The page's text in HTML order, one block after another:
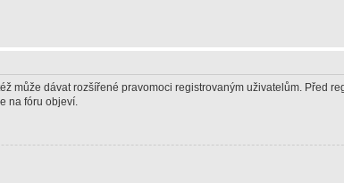
může dávat rozšířené pravomoci registrovaným uživatelům. Před
na fóru objeví.